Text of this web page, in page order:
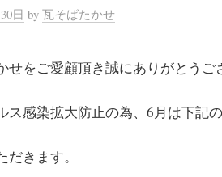
日 by 瓦そばたかせ
せをご愛顧頂き誠にありがとうご
ス感染拡大防止の為、6月は下記
きます。